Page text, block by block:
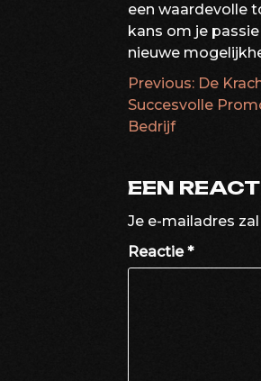
een waardevolle
kans om je
nieuwe
Previous: De
Succesvolle
Bedrijf
EEN
Je e-mailadres
Reactie*